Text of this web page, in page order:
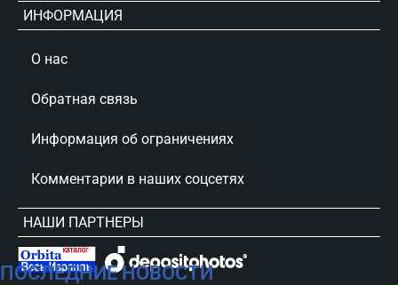
ПОСЛЕДНИЕ НОВОСТИ
ИНФОРМАЦИЯ
О нас
Обратная связь
Информация об ограничениях
Комментарии в наших соцсетях
НАШИ ПАРТНЕРЫ